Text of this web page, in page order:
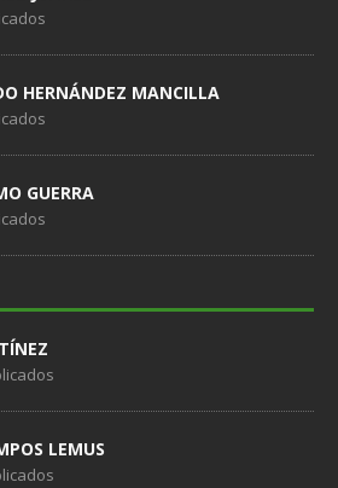
HERNÁNDEZ MANCILLA
GUERRA
LEMUS